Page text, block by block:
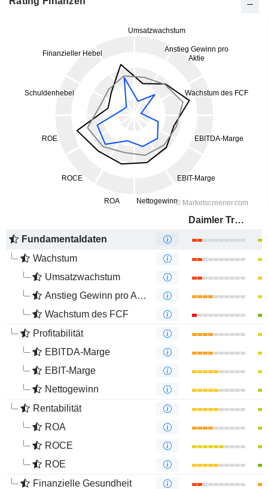
Daimler Truck Holding AG
Fundamentaldaten
Wachstum
Umsatzwachstum
Anstieg Gewinn pro Aktie
Wachstum des FCF
Profitabilität
EBITDA-Marge
EBIT-Marge
Nettogewinn
Rentabilität
ROA
ROCE
ROE
Finanzielle Gesundheit